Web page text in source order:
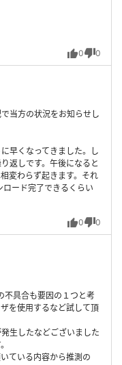
0 0
0 0
当方の状況をお知らせし
早くなってきました。し
返しです。午後になると
変わらず起きます。それ
ード完了できるくらい
具合も要因の１つと考
を使用するなど試して頂
生したなどございました
ている内容から推測の